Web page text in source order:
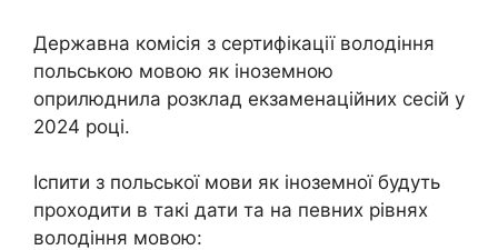
Державна комісія з сертифікації володіння
польською мовою як іноземною
оприлюднила розклад екзаменаційних сесій у
2024 році.
Іспити з польської мови як іноземної будуть
проходити в такі дати та на певних рівнях
володіння мовою: